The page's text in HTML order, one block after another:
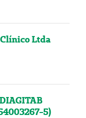
Ltda
5)